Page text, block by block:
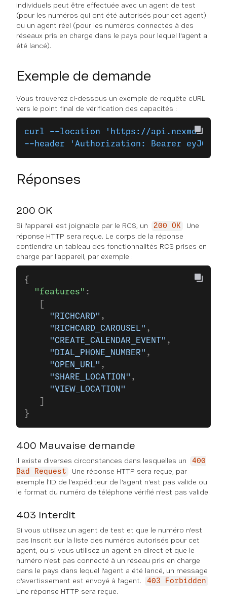
individuels peut être effectuée avec un agent de test
(pour les numéros qui ont été autorisés pour cet agent)
ou un agent réel (pour les numéros connectés à des
réseaux pris en charge dans le pays pour lequel l'agent a
été lancé).
Exemple de demande
Vous trouverez ci-dessous un exemple de requête cURL
vers le point final de vérification des capacités :
curl --location 'https://api.nexmo.com/
--header 'Authorization: Bearer
Réponses
200 OK
Si l'appareil est joignable par le RCS, un 200 OK
Une
réponse HTTP sera reçue. Le corps de la réponse
contiendra un tableau des fonctionnalités RCS prises en
charge par l'appareil, par exemple :
{
  "features"
:
     "RICHCARD"
,
     "RICHCARD_CAROUSEL"
,
     "CREATE_CALENDAR_EVENT"
,
     "DIAL_PHONE_NUMBER"
,
     "OPEN_URL"
,
     "SHARE_LOCATION"
,
     "VIEW_LOCATION"
}
400 Mauvaise demande
Il existe diverses circonstances dans lesquelles un
400
Bad Request
Une réponse HTTP sera reçue, par
exemple l'ID de l'expéditeur de l'agent n'est pas valide ou
le format du numéro de téléphone vérifié n'est pas valide.
403 Interdit
Si vous utilisez un agent de test et que le numéro n'est
pas inscrit sur la liste des numéros autorisés pour cet
agent, ou si vous utilisez un agent en direct et que le
numéro n'est pas connecté à un réseau pris en charge
dans le pays dans lequel l'agent a été lancé, un message
d'avertissement est envoyé à l'agent.
403 Forbidden
Une réponse HTTP sera reçue.